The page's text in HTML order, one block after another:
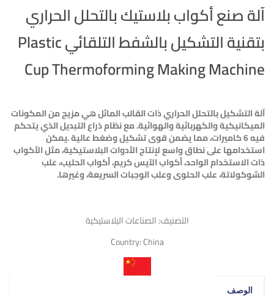
آلة صنع أكواب بلاستيك بالتحلل الحراري
بتقنية التشكيل بالشفط التلقائي Plastic
Cup Thermoforming Making Machine
آلة التشكيل بالتحلل الحراري ذات القالب المائل هي مزيج من المكونات
الميكانيكية والكهربائية والهوائية. مع نظام ذراع التبديل الذي يتحكم
فيه 6 كاميرات، مما يضمن قوى تشكيل وضغط عالية .يمكن
استخدامها على نطاق واسع لإنتاج الأدوات البلاستيكية، مثل الأكواب
ذات الاستخدام الواحد، أكواب الآيس كريم، أكواب الحليب، علب
الشوكولاتة، علب الحلوى وعلب الوجبات السريعة، وغيرها.
التصنيف:الصناعات البلاستيكية
Country:China
الوصف